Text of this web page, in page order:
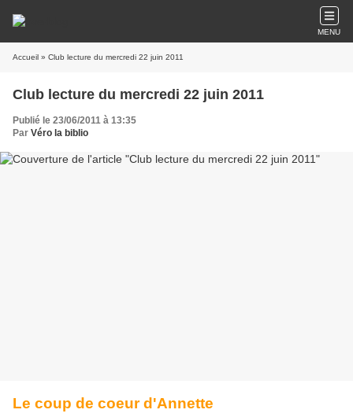
MENU
Accueil » Club lecture du mercredi 22 juin 2011
Club lecture du mercredi 22 juin 2011
Publié le 23/06/2011 à 13:35
Par Véro la biblio
Le coup de coeur d'Annette